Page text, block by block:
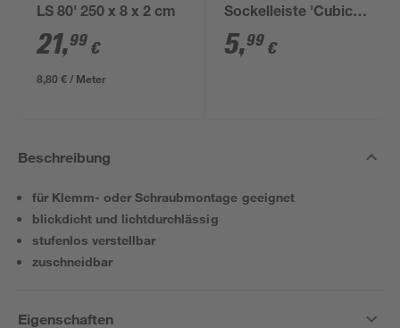
LS 80' 250 x 8 x 2 cm
21,99 €
8,80 € / Meter
Sockelleiste 'Cubica
LS 80' anthrazit
5,99 €
Beschreibung
für Klemm- oder Schraubmontage geeignet
blickdicht und lichtdurchlässig
stufenlos verstellbar
zuschneidbar
Eigenschaften